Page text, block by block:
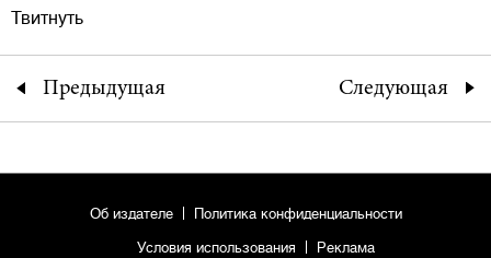
Твитнуть
Предыдущая Следующая
Об издателе Политика конфиденциальности
Условия использования Реклама